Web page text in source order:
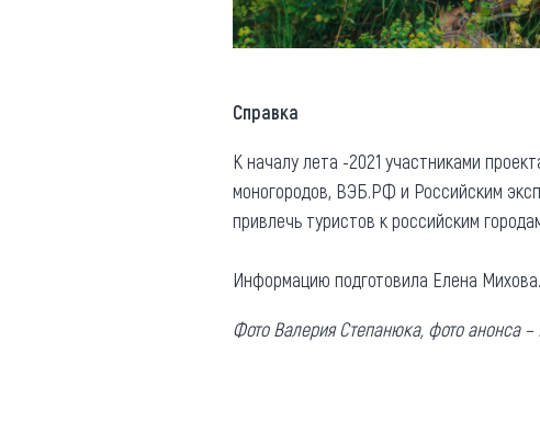
Справка
К началу лета -2021 участниками
моногородов, ВЭБ.РФ и Российским
привлечь туристов к российским
Информацию подготовила Елена Михова.
Фото Валерия Степанюка, фото анонса –